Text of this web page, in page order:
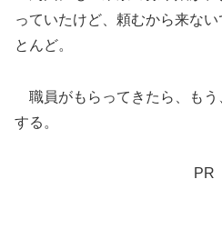
っていたけど、頼むから来な
とんど。
職員がもらってきたら、もう
する。
PR